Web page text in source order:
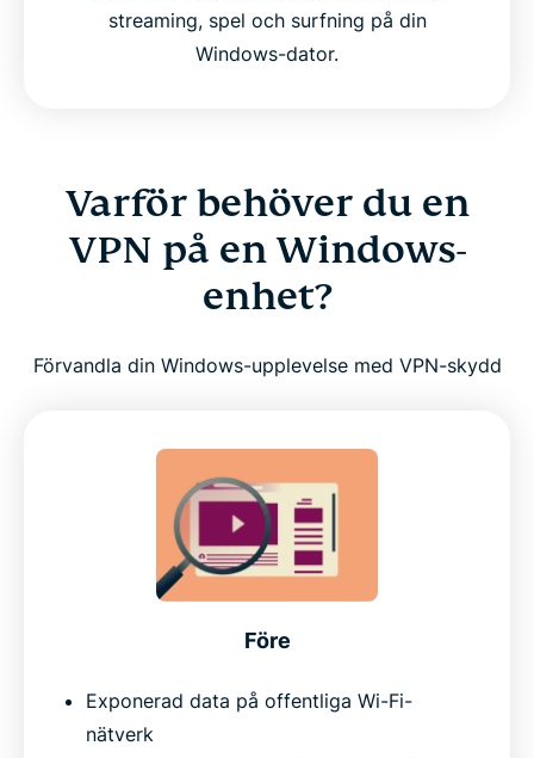
streaming, spel och surfning på din
Windows-dator.
Varför behöver du en
VPN på en Windows-
enhet?
Förvandla din Windows-upplevelse med VPN-skydd
Före
Exponerad data på offentliga Wi-Fi-
nätverk